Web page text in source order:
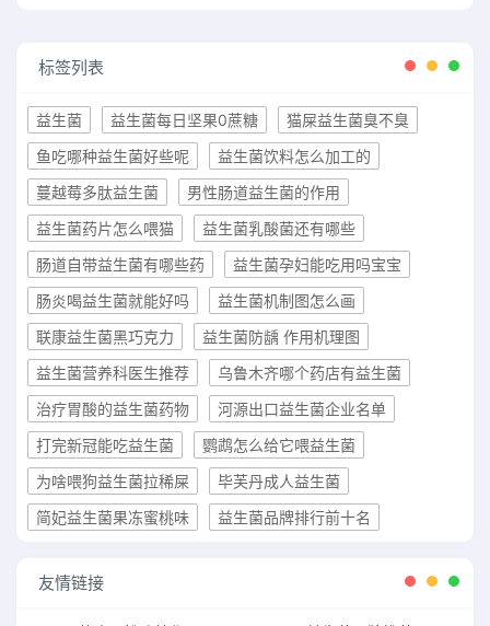
标签列表
益生菌 益生菌每日坚果0蔗糖
猫屎益生菌臭不臭
鱼吃哪种益生菌好些呢
益生菌饮料怎么加工的
蔓越莓多肽益生菌
男性肠道益生菌的作用
益生菌药片怎么喂猫
益生菌乳酸菌还有哪些
肠道自带益生菌有哪些药
益生菌孕妇能吃用吗宝宝
肠炎喝益生菌就能好吗
益生菌机制图怎么画
联康益生菌黑巧克力
益生菌防龋 作用机理图
益生菌营养科医生推荐
乌鲁木齐哪个药店有益生菌
治疗胃酸的益生菌药物
河源出口益生菌企业名单
打完新冠能吃益生菌
鹦鹉怎么给它喂益生菌
为啥喂狗益生菌拉稀屎
毕芙丹成人益生菌
简妃益生菌果冻蜜桃味
益生菌品牌排行前十名
友情链接